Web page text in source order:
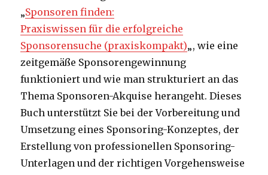
„Sponsoren finden:
Praxiswissen für die erfolgreiche
Sponsorensuche (praxiskompakt)„, wie eine
zeitgemäße Sponsorengewinnung
funktioniert und wie man strukturiert an das
Thema Sponsoren-Akquise herangeht. Dieses
Buch unterstützt Sie bei der Vorbereitung und
Umsetzung eines Sponsoring-Konzeptes, der
Erstellung von professionellen Sponsoring-
Unterlagen und der richtigen Vorgehensweise